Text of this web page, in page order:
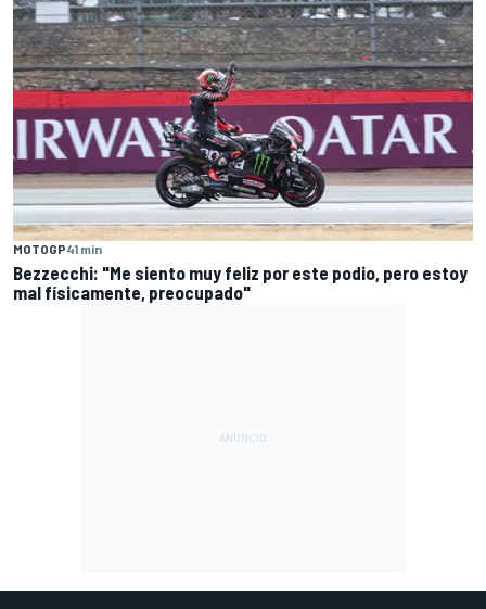
MOTOGP41 min
Bezzecchi: "Me siento muy feliz por este podio, pero estoy
mal físicamente, preocupado"